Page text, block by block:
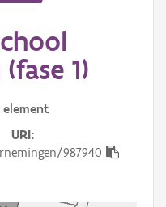
1)
element
URI
987940